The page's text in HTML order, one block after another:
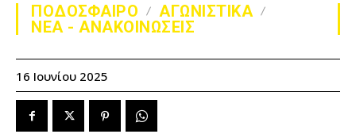
ΠΟΔΟΣΦΑΙΡΟ
ΑΓΩΝΙΣΤΙΚΑ
ΝΕΑ - ΑΝΑΚΟΙΝΩΣΕΙΣ
16 Ιουνίου 2025